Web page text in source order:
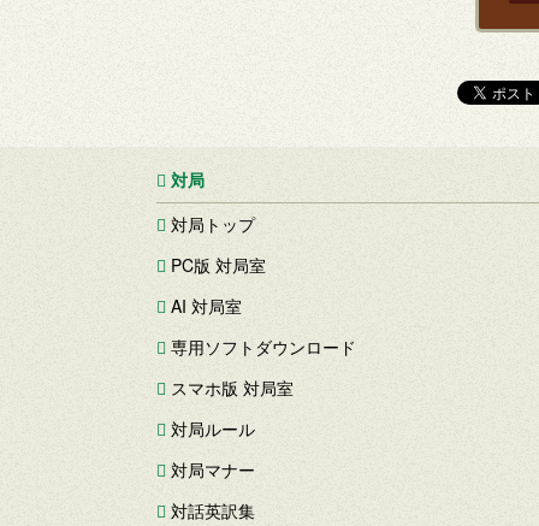
対局
対局トップ
PC版 対局室
AI 対局室
専用ソフトダウンロード
スマホ版 対局室
対局ルール
対局マナー
対話英訳集